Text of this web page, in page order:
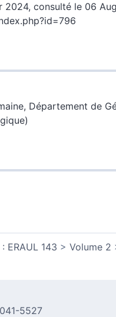
consulté le 06
Département de
ERAUL 143 Volume 2
5527